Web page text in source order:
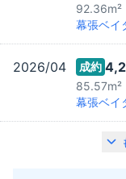
92.36m²
幕張ベイ
2026/04 成約
85.57m²
幕張ベイ